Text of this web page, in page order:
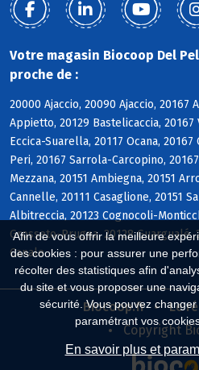
Afin de vous offrir la meilleure
des cookies : pour assurer une
récolter des statistiques afin
du site et vous proposer une
sécurité. Vous pouvez
paramétrant vos
En savoir plus et
Votre magasin Biocoop Del
proche de :
20000 Ajaccio, 20090 Ajaccio, 20167
Appietto, 20129 Bastelicaccia, 20167
Eccica-Suarella, 20117 Ocana,
Peri, 20167 Sarrola-Carcopino,
Mezzana, 20151 Ambiegna, 20151
Cannelle, 20111 Casaglione, 20151
Albitreccia, 20123 Cognocoli-
Grosseto-Prugna, 20128
Canale
Biocoop.fr
Le
Copyright